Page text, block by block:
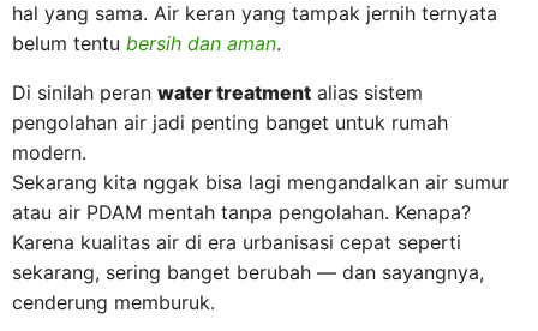
hal yang sama. Air keran yang tampak jernih ternyata
belum tentu bersih dan aman.
Di sinilah peran water treatment alias sistem
pengolahan air jadi penting banget untuk rumah
modern.
Sekarang kita nggak bisa lagi mengandalkan air sumur
atau air PDAM mentah tanpa pengolahan. Kenapa?
Karena kualitas air di era urbanisasi cepat seperti
sekarang, sering banget berubah — dan sayangnya,
cenderung memburuk.